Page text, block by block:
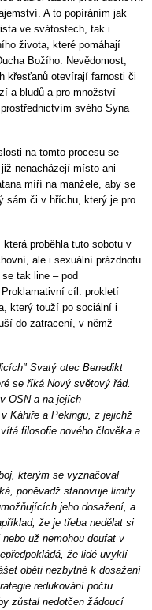
A to popíráním jak
ve svátostech, tak i
života, které pomáhají
Božího. Nevědomost,
křesťanů otevírají farnosti či
a bludů a pro množství
svého Syna
na tomto procesu se
nenacházejí místo ani
míří na manžele, aby se
sám či v hříchu, který je pro
proběhla tuto sobotu v
ale i sexuální prázdnotu
tak line – pod
cíl: prokletí
který touží po sociální i
do zatracení, v němž
Svatý otec Benedikt
se říká Nový světový řád.
OSN a na jejích
Káhiře a Pekingu, z jejichž
filosofie nového člověka a
kterým se vyznačoval
poněvadž stanovuje limity
jeho dosažení, a
že je třeba nedělat si
už nemohou doufat v
že lidé uvyklí
oběti nezbytné k dosažení
redukování počtu
zůstal nedotčen žádoucí